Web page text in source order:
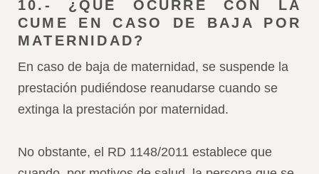
10.- ¿QUE OCURRE CON LA
CUME EN CASO DE BAJA POR
MATERNIDAD?
En caso de baja de maternidad, se suspende la
prestación pudiéndose reanudarse cuando se
extinga la prestación por maternidad.
No obstante, el RD 1148/2011 establece que